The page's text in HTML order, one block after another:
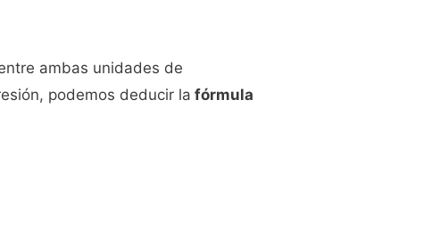
ambas unidades de
podemos deducir la fórmula